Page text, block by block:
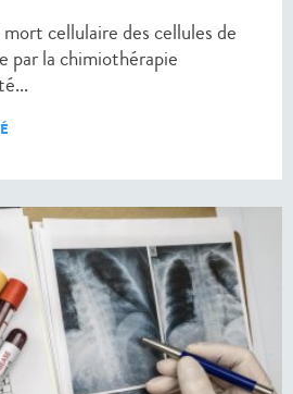
cellulaire des cellules de
par la chimiothérapie